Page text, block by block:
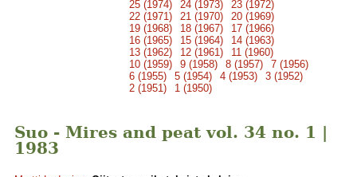
25 (1974)
24 (1973)
23 (1972)
22 (1971)
21 (1970)
20 (1969)
19 (1968)
18 (1967)
17 (1966)
16 (1965)
15 (1964)
14 (1963)
13 (1962)
12 (1961)
11 (1960)
10 (1959)
9 (1958) 8 (1957)
7 (1956)
6 (1955)
5 (1954) 4 (1953)
3 (1952)
2 (1951)
1 (1950)
Suo - Mires and peat vol. 34 no. 1 |
1983